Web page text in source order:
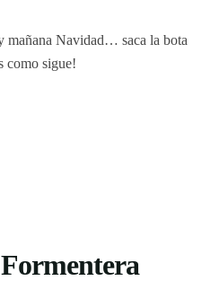
mañana Navidad… saca la bota
como sigue!